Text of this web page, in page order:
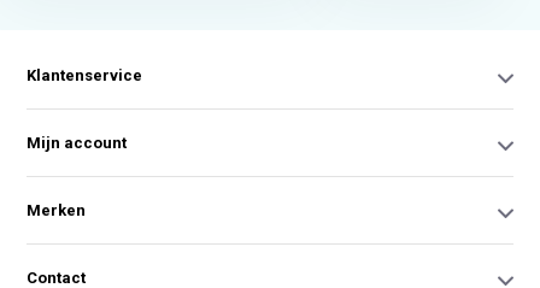
Klantenservice
Mijn account
Merken
Contact